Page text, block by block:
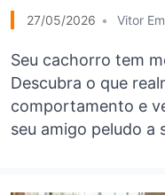
27/05/2026 Vitor
Seu cachorro tem
Descubra o que
comportamento e
seu amigo peludo a